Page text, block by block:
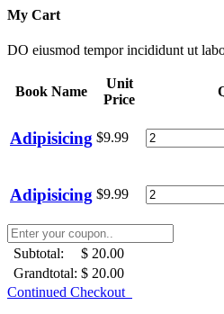
My Cart
DO eiusmod tempor incididunt ut
Book Name
Unit
Price
Adipisicing $9.99
Adipisicing $9.99
Subtotal:
$ 20.00
Grandtotal: $ 20.00
Continued Checkout